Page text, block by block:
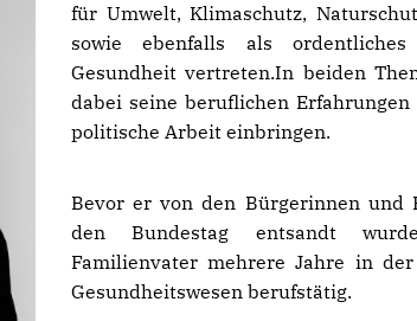
für Umwelt, Klimaschutz,
sowie ebenfalls als
Gesundheit vertreten.In beiden
dabei seine beruflichen
politische Arbeit einbringen.
Bevor er von den Bürgerinnen und
den Bundestag entsandt
Familienvater mehrere Jahre in
Gesundheitswesen berufstätig.